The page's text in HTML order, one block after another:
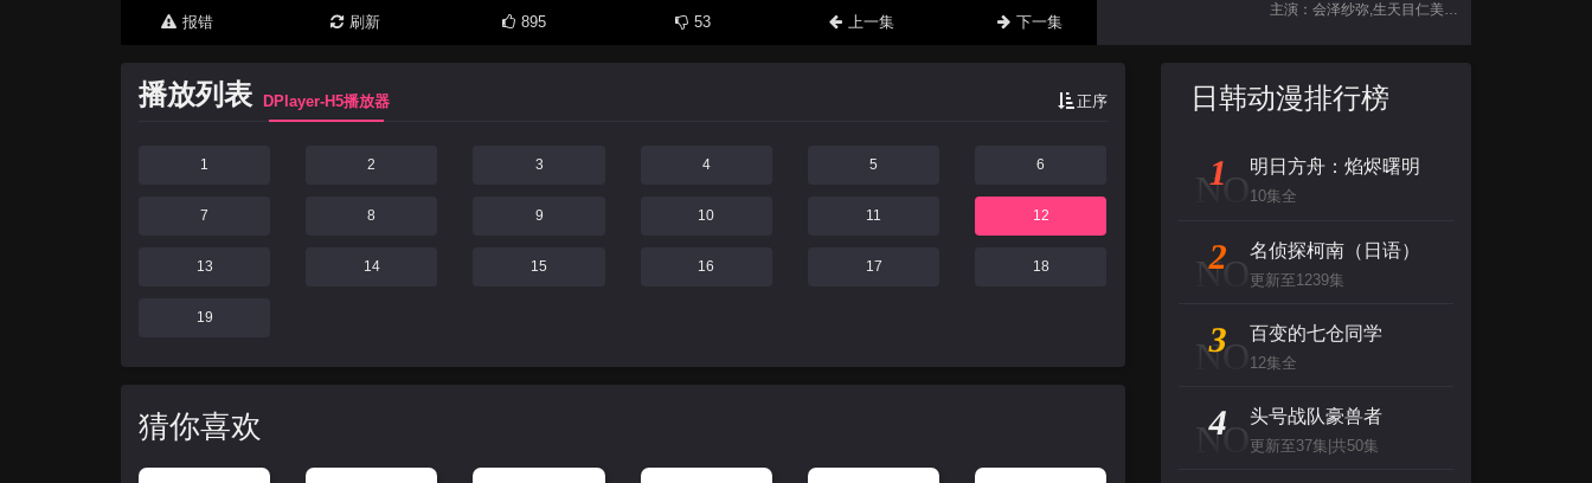
报错 刷新 895 53 上一集 下一集
主演：会泽纱弥,生天目仁美,诹访部顺一,坂田将吾,中岛良
主演：不齐男团
刀尖舞者
主演：赵菲,储小蕾
凡人修仙传
背后
播放列表 DPlayer-H5播放器 正序
1 2 3 4 5 6
7 8 9 10 11 12
13 14 15 16 17 18
19
猜你喜欢
日韩动漫排行榜
NO
1 明日方舟：焰烬曙明
10集全
NO
2 名侦探柯南（日语）
更新至1239集
NO
3 百变的七仓同学
12集全
NO
4 头号战队豪兽者
更新至37集|共50集